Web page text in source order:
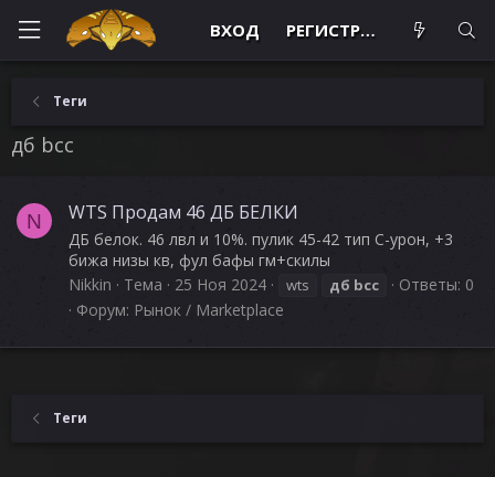
ВХОД РЕГИСТРАЦИЯ
Теги
дб bcc
N WTS Продам 46 ДБ БЕЛКИ
ДБ белок. 46 лвл и 10%. пулик 45-42 тип С-урон, +3
бижа низы кв, фул бафы гм+скилы
Nikkin
Тема 25 Ноя 2024 wts дб bcc
Ответы: 0
Форум: Рынок / Marketplace
Теги